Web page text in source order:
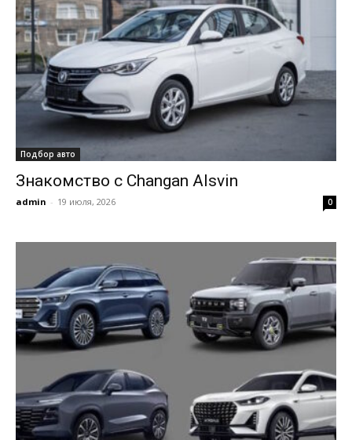
Подбор авто
Знакомство с Changan Alsvin
admin - 19 июля, 2026 0